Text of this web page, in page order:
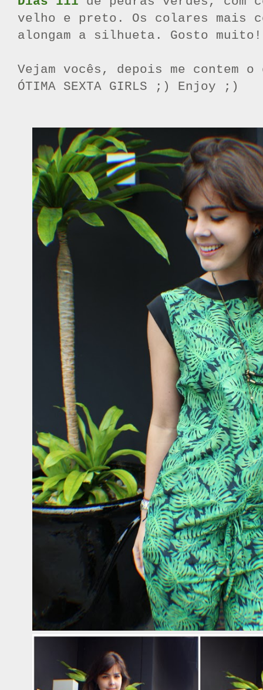
velho e preto. Os colares mais
alongam a silhueta. Gosto muito!
Vejam vocês, depois me contem o
ÓTIMA SEXTA GIRLS ;) Enjoy ;)